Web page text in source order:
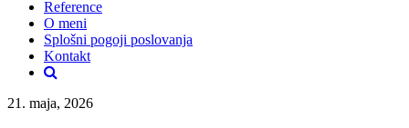
Reference
O meni
Splošni pogoji poslovanja
Kontakt
21. maja, 2026